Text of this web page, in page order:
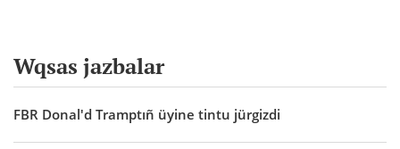
Wqsas jazbalar
FBR Donal'd Tramptıñ üyine tintu jürgizdi